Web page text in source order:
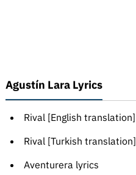
Agustín Lara Lyrics
Rival [English translation]
Rival [Turkish translation]
Aventurera lyrics